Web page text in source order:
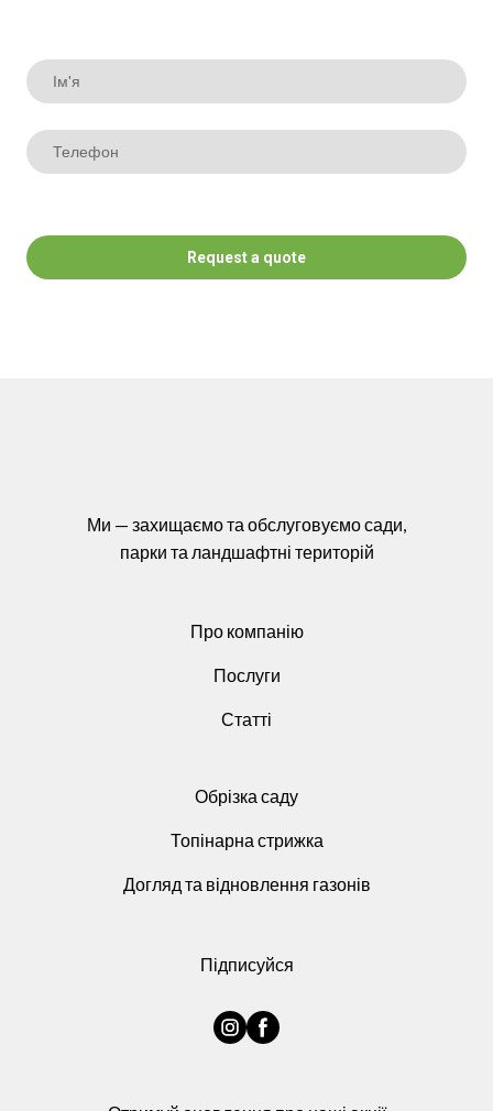
Request a quote
Ми — захищаємо та обслуговуємо сади,
парки та ландшафтні територій
Про компанію
Послуги
Статті
Обрізка саду
Топінарна стрижка
Догляд та відновлення газонів
Підписуйся